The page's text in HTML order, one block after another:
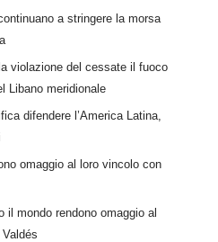
a stringere la morsa
violazione del cessate il fuoco
Libano meridionale
difendere l’America Latina,
omaggio al loro vincolo con
il mondo rendono omaggio al